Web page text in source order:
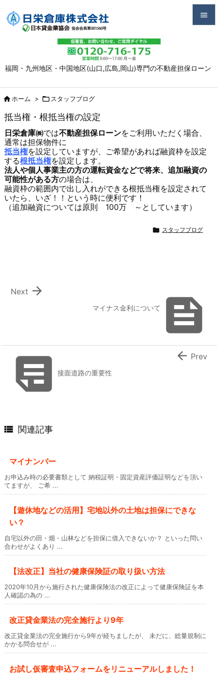
福岡・九州地区・中国地区(山口,広島,岡山)専門の不動産担保ローン

サイド


ホーム >  スタッフブログ
抵当権・根抵当権の設定
日栄倉庫㈱では不動産担保ローンをご利用いただく場合、
通常は担保物件に
抵当権を設定していますが、ご希望があれば融資枠を設定
する根抵当権を設定します。
法人や個人事業主の方の運転資金などで将来、追加融資の
可能性がある方の場合は、
融資枠の範囲内で出し入れができる根抵当権を設定されて
いたら、いざ！！という時に便利です！
（追加融資については原則 100万 ～としています）
 スタッフブログ

マイナス金利について

Next
接面道路の重要性
 Prev
 関連記事
マイナンバー
お申込み時の必要書類として 納税証明・固定資産評価証明などを頂い
てますが、 ご希 ...
【遊休地などの活用】宅地以外の土地は担保にできな
い？
自宅以外の田・畑・山林などを担保に借入できないか？ といった問い
合わせがよくあり ...
【法改正】当社の健康保険証の取り扱い方法
2020年10月から施行された健康保険法の改正によって健康保険証を本
人確認の為の ...
改正貸金業法の完全施行より9年
改正貸金業法の完全施行から9年が経ちましたが、 未だに、総量規制に
かかる問合せが ...
お試し仮審査申込フォームをリニューアルしました！